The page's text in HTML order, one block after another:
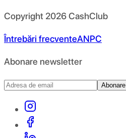
Copyright 2026CashClub
Întrebări frecventeANPC
Abonare newsletter
Abonare